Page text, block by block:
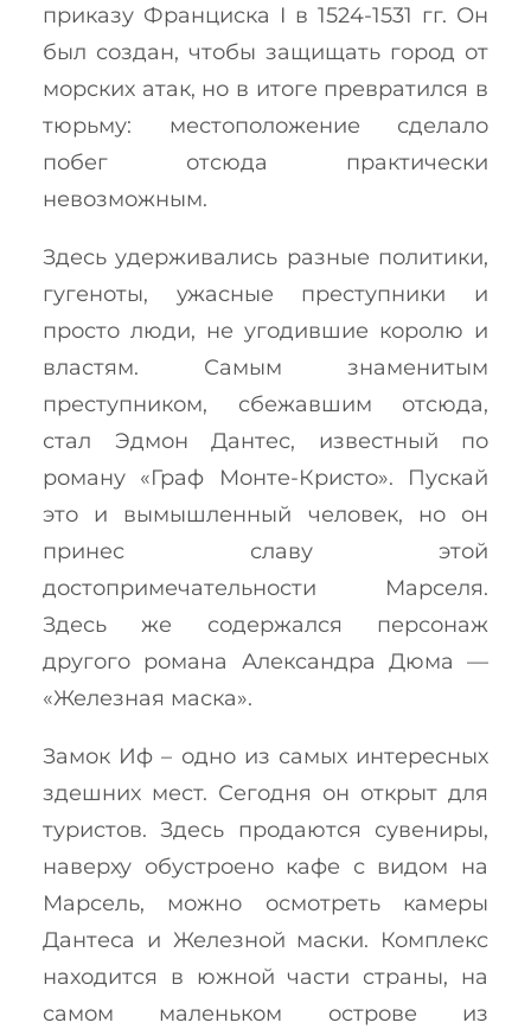
приказу Франциска I в 1524-1531 гг. Он
был создан, чтобы защищать город от
морских атак, но в итоге превратился в
тюрьму: местоположение сделало
побег отсюда практически
невозможным.
Здесь удерживались разные политики,
гугеноты, ужасные преступники и
просто люди, не угодившие королю и
властям. Самым знаменитым
преступником, сбежавшим отсюда,
стал Эдмон Дантес, известный по
роману «Граф Монте-Кристо». Пускай
это и вымышленный человек, но он
принес славу этой
достопримечательности Марселя.
Здесь же содержался персонаж
другого романа Александра Дюма —
«Железная маска».
Замок Иф – одно из самых интересных
здешних мест. Сегодня он открыт для
туристов. Здесь продаются сувениры,
наверху обустроено кафе с видом на
Марсель, можно осмотреть камеры
Дантеса и Железной маски. Комплекс
находится в южной части страны, на
самом маленьком острове из